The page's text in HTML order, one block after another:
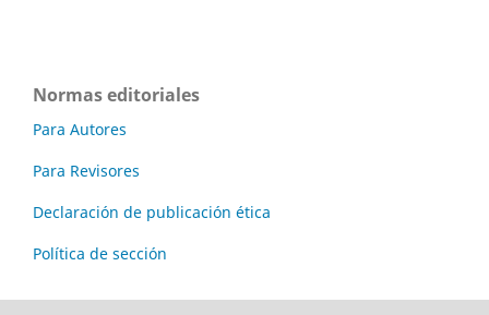
Normas editoriales
Para Autores
Para Revisores
Declaración de publicación ética
Política de sección